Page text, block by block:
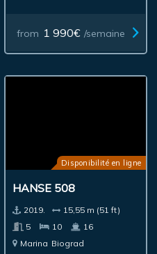
from 1 990€ /semaine
Disponibilité en ligne
HANSE 508
2019.
15,55 m (51 ft)
5
10
16
Marina Biograd